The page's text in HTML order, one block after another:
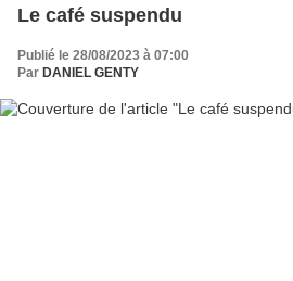
Le café suspendu
Publié le 28/08/2023 à 07:00
Par DANIEL GENTY